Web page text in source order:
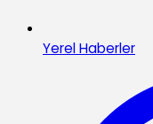
Yerel Haberler